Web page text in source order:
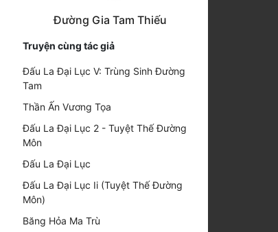
Đường Gia Tam Thiếu
Truyện cùng tác giả
Đấu La Đại Lục V: Trùng Sinh Đường
Tam
Thần Ấn Vương Tọa
Đấu La Đại Lục 2 - Tuyệt Thế Đường
Môn
Đấu La Đại Lục
Đấu La Đại Lục Ii (Tuyệt Thế Đường
Môn)
Băng Hỏa Ma Trù